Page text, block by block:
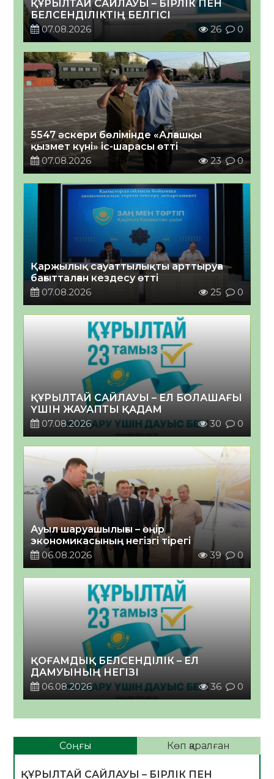
ҚҰРЫЛТАЙ САЙЛАУЫ – БІРЛІК ПЕН
БЕЛСЕНДІЛІКТІҢ БЕЛГІСІ
07.08.2026
26 0
5547 әскери бөлімінде «Алғашқы
қызмет күні» іс-шарасы өтті
07.08.2026
23 0
Қаржылық сауаттылықты арттыруға
бағытталған кездесу өтті
07.08.2026
25 0
ҚҰРЫЛТАЙ САЙЛАУЫ – ЕЛ БОЛАШАҒЫ
ҮШІН ЖАУАПТЫ ҚАДАМ
07.08.2026
30 0
Ауыл шаруашылығы – өңір
экономикасының негізгі тірегі
06.08.2026
39 0
ҚОҒАМДЫҚ БЕЛСЕНДІЛІК – ЕЛ
ДАМУЫНЫҢ НЕГІЗІ
06.08.2026
36 0
Соңғы Көп қаралған
ҚҰРЫЛТАЙ САЙЛАУЫ – БІРЛІК ПЕН